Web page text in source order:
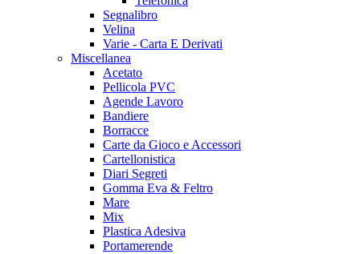
Segnalibro
Velina
Varie - Carta E Derivati
Miscellanea
Acetato
Pellicola PVC
Agende Lavoro
Bandiere
Borracce
Carte da Gioco e Accessori
Cartellonistica
Diari Segreti
Gomma Eva & Feltro
Mare
Mix
Plastica Adesiva
Portamerende